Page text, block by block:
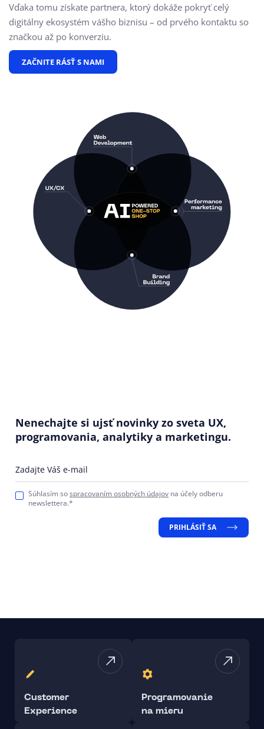
Vďaka tomu získate partnera, ktorý dokáže pokryť celý
digitálny ekosystém vášho biznisu – od prvého kontaktu so
značkou až po konverziu.
ZAČNITE RÁSŤ S NAMI
Nenechajte si ujsť novinky zo sveta UX,
programovania, analytiky a marketingu.
Zadajte Váš e-mail
Súhlasím sospracovaním osobných údajov na účely odberu
newslettera.*
PRIHLÁSIŤ SA
Customer
Experience
Programovanie
na mieru